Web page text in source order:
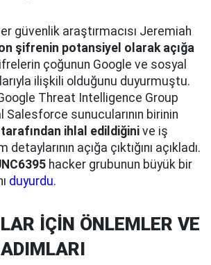
güvenlik araştırmacısı Jeremiah
şifrenin potansiyel olarak açığa
çoğunun Google ve sosyal
ilişkili olduğunu duyurmuştu.
Threat Intelligence Group
Salesforce sunucularının birinin
ihlal edildiğini ve iş
açığa çıktığını açıkladı.
hacker grubunun büyük bir
duyurdu.
İÇİN ÖNLEMLER VE